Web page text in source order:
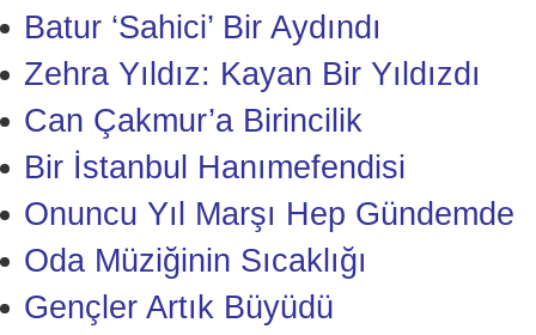
Batur ‘Sahici’ Bir Aydındı
Zehra Yıldız: Kayan Bir Yıldızdı
Can Çakmur’a Birincilik
Bir İstanbul Hanımefendisi
Onuncu Yıl Marşı Hep Gündemde
Oda Müziğinin Sıcaklığı
Gençler Artık Büyüdü